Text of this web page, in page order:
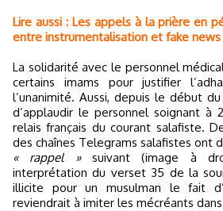
Lire aussi : Les appels à la prière en
entre instrumentalisation et fake news
La solidarité avec le personnel
certains imams pour justifier
l’unanimité. Aussi, depuis le début
d’applaudir le personnel soignant à
relais français du courant salafiste.
des chaînes Telegrams salafistes ont
« rappel »suivant (image à
interprétation du verset 35 de la
illicite pour un musulman le fait
reviendrait à imiter les mécréants